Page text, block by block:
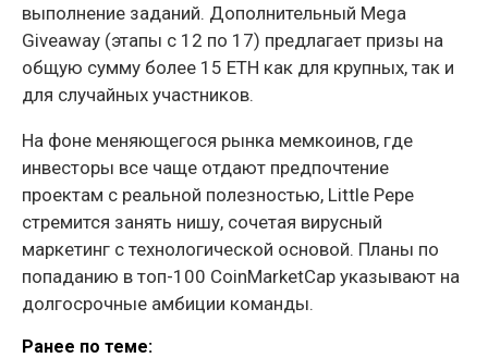
выполнение заданий. Дополнительный Mega
Giveaway (этапы с 12 по 17) предлагает призы на
общую сумму более 15 ETH как для крупных, так и
для случайных участников.
На фоне меняющегося рынка мемкоинов, где
инвесторы все чаще отдают предпочтение
проектам с реальной полезностью, Little Pepe
стремится занять нишу, сочетая вирусный
маркетинг с технологической основой. Планы по
попаданию в топ-100 CoinMarketCap указывают на
долгосрочные амбиции команды.
Ранее по теме: